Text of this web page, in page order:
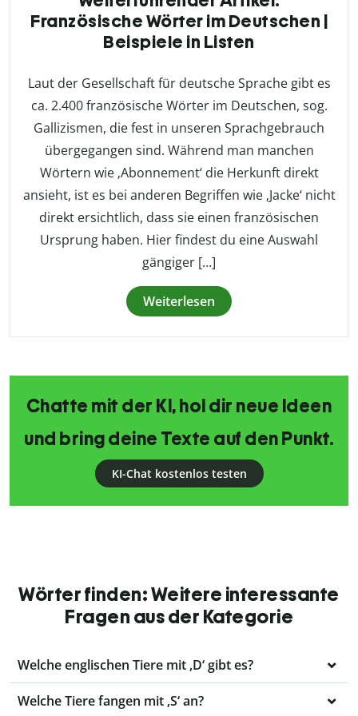
Französische Wörter im Deutschen |
Beispiele in Listen
Laut der Gesellschaft für deutsche Sprache gibt es
ca. 2.400 französische Wörter im Deutschen, sog.
Gallizismen, die fest in unseren Sprachgebrauch
übergegangen sind. Während man manchen
Wörtern wie ‚Abonnement‘ die Herkunft direkt
ansieht, ist es bei anderen Begriffen wie ‚Jacke‘ nicht
direkt ersichtlich, dass sie einen französischen
Ursprung haben. Hier findest du eine Auswahl
gängiger […]
Weiterlesen
Chatte mit der KI, hol dir neue Ideen
und bring deine Texte auf den Punkt.
KI-Chat kostenlos testen
Wörter finden: Weitere interessante
Fragen aus der Kategorie
Welche englischen Tiere mit ‚D‘ gibt es?
Welche Tiere fangen mit ‚S‘ an?